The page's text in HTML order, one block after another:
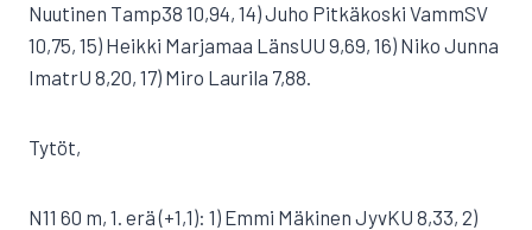
Nuutinen Tamp38 10,94, 14) Juho Pitkäkoski VammSV
10,75, 15) Heikki Marjamaa LänsUU 9,69, 16) Niko Junna
ImatrU 8,20, 17) Miro Laurila 7,88.
Tytöt,
N11 60 m, 1. erä (+1,1): 1) Emmi Mäkinen JyvKU 8,33, 2)